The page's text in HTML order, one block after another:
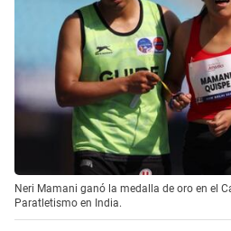
Neri Mamani ganó la medalla de oro en el
Paratletismo en India.